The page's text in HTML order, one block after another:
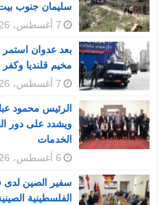
سليمان جنوب
7 أغسطس، 2026
بعد عدوان
مخيم قلنديا
7 أغسطس، 2026
الرئيس محمود
ويشدد على دور
الخدمات
6 أغسطس، 2026
سفير الصين لدى
الفلسطينية